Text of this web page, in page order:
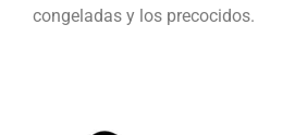
congeladas y los precocidos.